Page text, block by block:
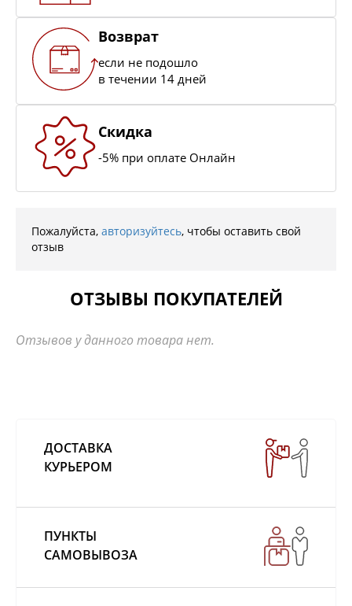
Возврат
если не подошло
в течении 14 дней
Скидка
-5% при оплате Онлайн
Пожалуйста, авторизуйтесь, чтобы оставить свой
отзыв
ОТЗЫВЫ ПОКУПАТЕЛЕЙ
Отзывов у данного товара нет.
ДОСТАВКА
КУРЬЕРОМ
ПУНКТЫ
САМОВЫВОЗА